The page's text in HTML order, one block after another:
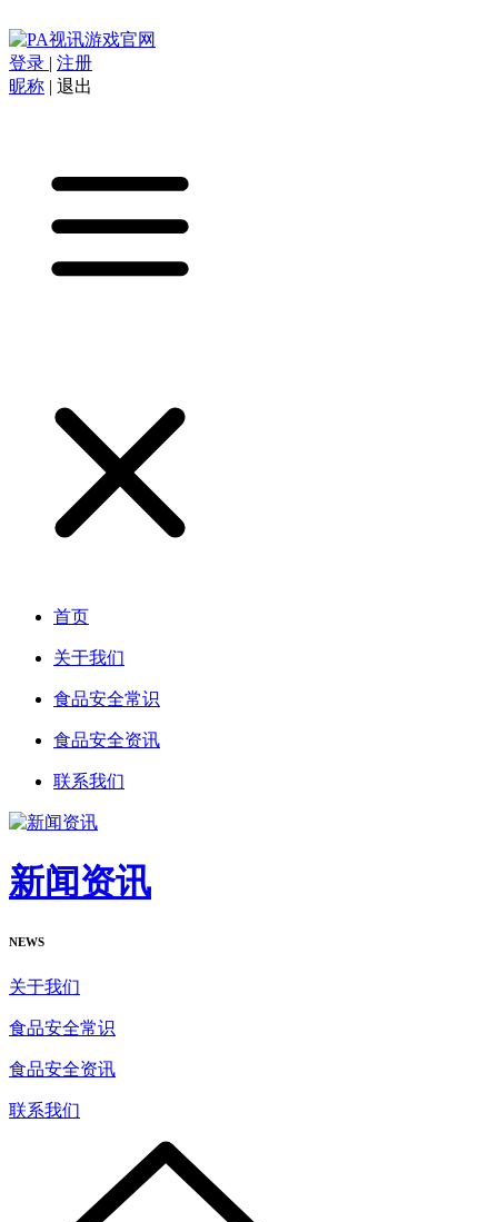
登录 | 注册
昵称 | 退出
首页
关于我们
食品安全常识
食品安全资讯
联系我们
新闻资讯
NEWS
关于我们
食品安全常识
食品安全资讯
联系我们